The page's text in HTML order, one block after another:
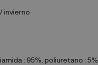
invierno
: 95%, poliuretano : 5%